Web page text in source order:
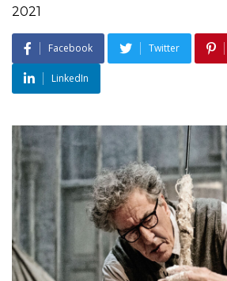
2021
Facebook Twitter
LinkedIn